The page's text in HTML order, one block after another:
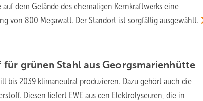
dem Gelände des ehemaligen Kernkraftwerks eine
von 800 Megawatt. Der Standort ist sorgfältigausgewählt.
für grünen Stahl ausGeorgsmarienhütte
bis 2039 klimaneutral produzieren. Dazu gehört auch die
Diesen liefert EWE aus den Elektrolyseuren, die in